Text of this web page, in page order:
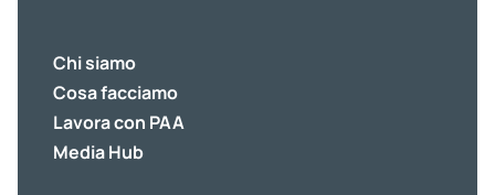
Chi siamo
Cosa facciamo
Lavora con PAA
Media Hub